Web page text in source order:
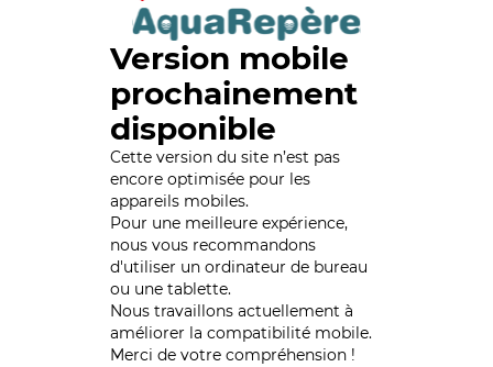
Version mobile
prochainement
disponible
Cette version du site n’est pas
encore optimisée pour les
appareils mobiles.
Pour une meilleure expérience,
nous vous recommandons
d'utiliser un ordinateur de bureau
ou une tablette.
Nous travaillons actuellement à
améliorer la compatibilité mobile.
Merci de votre compréhension !